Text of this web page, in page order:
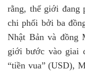
rằng, thế giới đang
chi phối bởi ba
Nhật Bản và đồng
giới bước vào giai
“tiền vua” (USD),